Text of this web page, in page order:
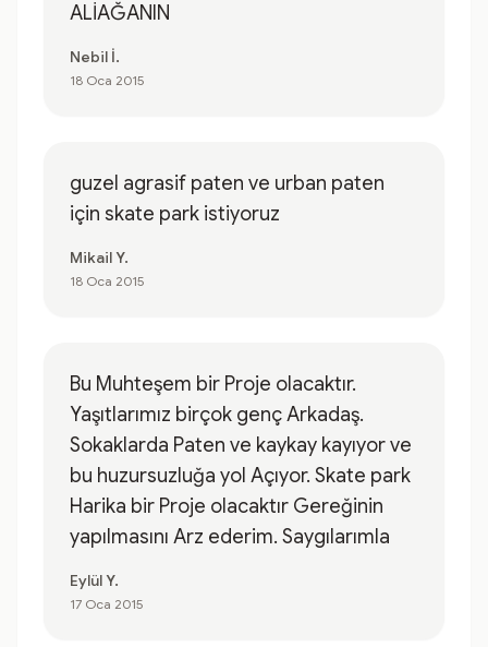
ALİAĞANIN
Nebil İ.
18 Oca 2015
guzel agrasif paten ve urban paten
için skate park istiyoruz
Mikail Y.
18 Oca 2015
Bu Muhteşem bir Proje olacaktır.
Yaşıtlarımız birçok genç Arkadaş.
Sokaklarda Paten ve kaykay kayıyor ve
bu huzursuzluğa yol Açıyor. Skate park
Harika bir Proje olacaktır Gereğinin
yapılmasını Arz ederim. Saygılarımla
Eylül Y.
17 Oca 2015